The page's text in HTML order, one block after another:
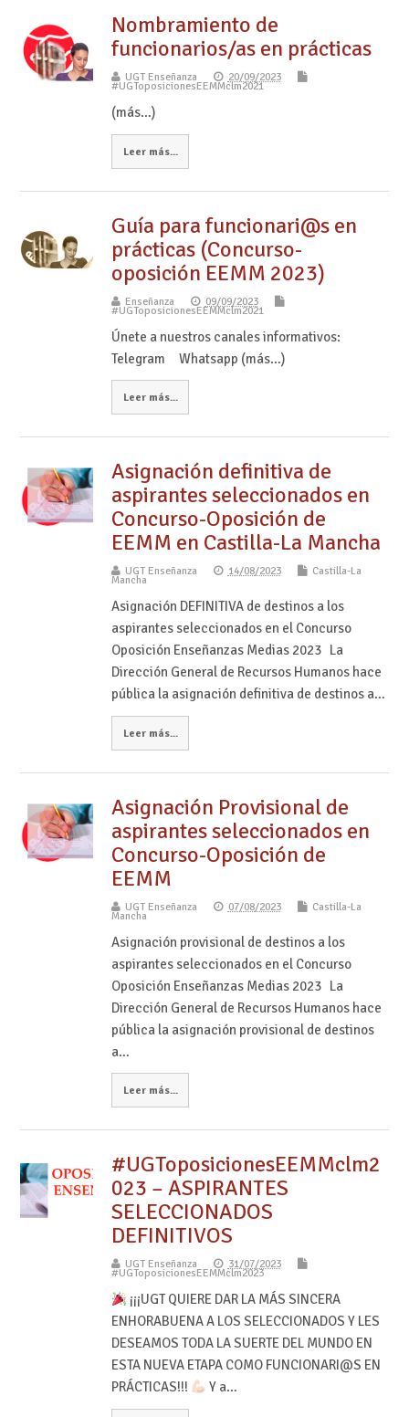
Nombramiento de
funcionarios/as en prácticas
UGT Enseñanza 20/09/2023
#UGToposicionesEEMMclm2021
(más…)
Leer más...
Guía para funcionari@s en
prácticas (Concurso-
oposición EEMM 2023)
Enseñanza 09/09/2023
#UGToposicionesEEMMclm2021
Únete a nuestros canales informativos:
Telegram Whatsapp (más…)
Leer más...
Asignación definitiva de
aspirantes seleccionados en
Concurso-Oposición de
EEMM en Castilla-La Mancha
UGT Enseñanza 14/08/2023 Castilla-La
Mancha
Asignación DEFINITIVA de destinos a los
aspirantes seleccionados en el Concurso
Oposición Enseñanzas Medias 2023 La
Dirección General de Recursos Humanos hace
pública la asignación definitiva de destinos a…
Leer más...
Asignación Provisional de
aspirantes seleccionados en
Concurso-Oposición de
EEMM
UGT Enseñanza 07/08/2023 Castilla-La
Mancha
Asignación provisional de destinos a los
aspirantes seleccionados en el Concurso
Oposición Enseñanzas Medias 2023 La
Dirección General de Recursos Humanos hace
pública la asignación provisional de destinos
a…
Leer más...
#UGToposicionesEEMMclm2
023 – ASPIRANTES
SELECCIONADOS
DEFINITIVOS
UGT Enseñanza 31/07/2023
#UGToposicionesEEMMclm2023
¡¡¡UGT QUIERE DAR LA MÁS SINCERA
ENHORABUENA A LOS SELECCIONADOS Y LES
DESEAMOS TODA LA SUERTE DEL MUNDO EN
ESTA NUEVA ETAPA COMO FUNCIONARI@S EN
PRÁCTICAS!!!
Y a…